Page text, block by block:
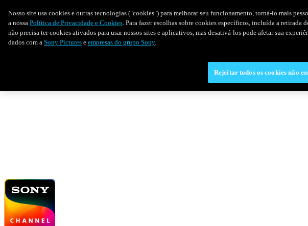
Nosso site usa cookies e outras tecnologias ("cookies") para melhorar seu funcionamento, torná-lo mais
a nossa Política de Privacidade e Cookies. Para fazer escolhas sobre cookies específicos, incluída a retirada
não precisa ter cookies ativados para usar nossos sites e aplicativos, mas desativá-los pode afetar sua
dados com a Sony Pictures e empresas do grupo Sony.
Rejeitar todos os cookies não